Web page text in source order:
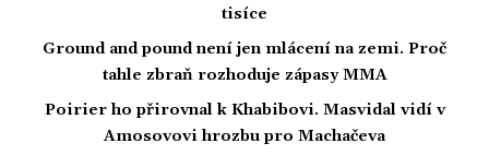
tisíce
Ground and pound není jen mlácení na zemi. Proč
tahle zbraň rozhoduje zápasy MMA
Poirier ho přirovnal k Khabibovi. Masvidal vidí v
Amosovovi hrozbu pro Machačeva